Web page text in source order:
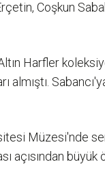
Coşkun
Harfler
almıştı.
Müzesi'nde
büyük